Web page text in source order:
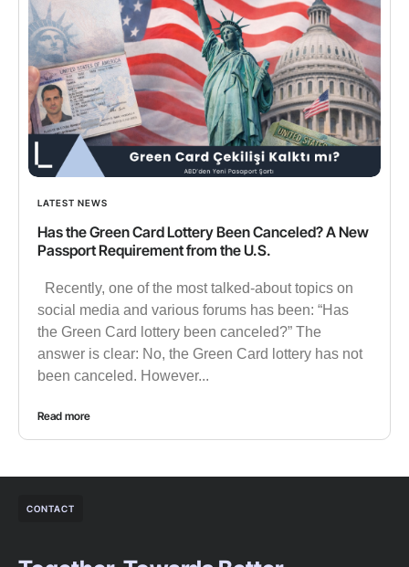
LATEST NEWS
Has the Green Card Lottery Been Canceled? A New
Passport Requirement from the U.S.
Recently, one of the most talked-about topics on
social media and various forums has been: “Has
the Green Card lottery been canceled?” The
answer is clear: No, the Green Card lottery has not
been canceled. However...
Read more
CONTACT